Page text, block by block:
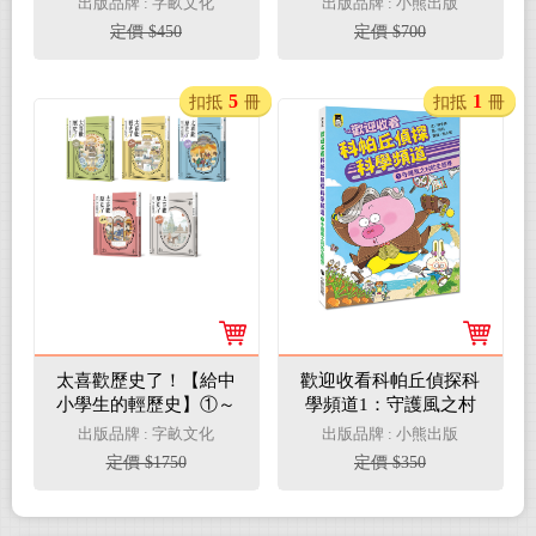
定價 $450
體產物＋2.發燒、體
臭、咳嗽……36種無形
定價 $700
太喜歡歷史了！【給中
小學生的輕歷史】①～
⑤：從原始時代到魏晉
南北朝
出版品牌 : 字畝文化
定價 $1750
扣抵 5 冊
歡迎收看科帕丘偵探科
學頻道1：守護風之村
的生態界
出版品牌 : 小熊出版
定價 $350
扣抵 1 冊